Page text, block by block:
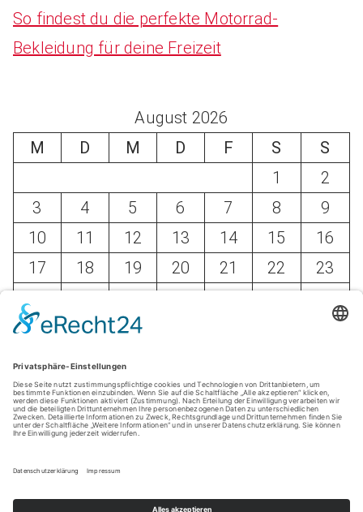
So findest du die perfekte Motorrad-
Bekleidung für deine Freizeit
August 2026
M
D M D F S
S
1
2
3
4 5 6 7 8
9
10
11 12 13 14 15
16
17
18 19 20 21 22
23
31
« Mai